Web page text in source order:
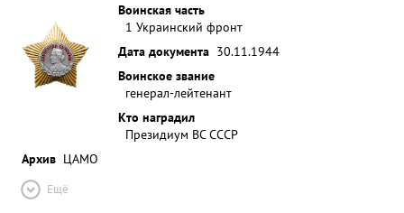
Воинская часть
1 Украинский фронт
Дата документа 30.11.1944
Воинское звание
генерал-лейтенант
Кто наградил
Президиум ВС СССР
Архив ЦАМО
Ещё